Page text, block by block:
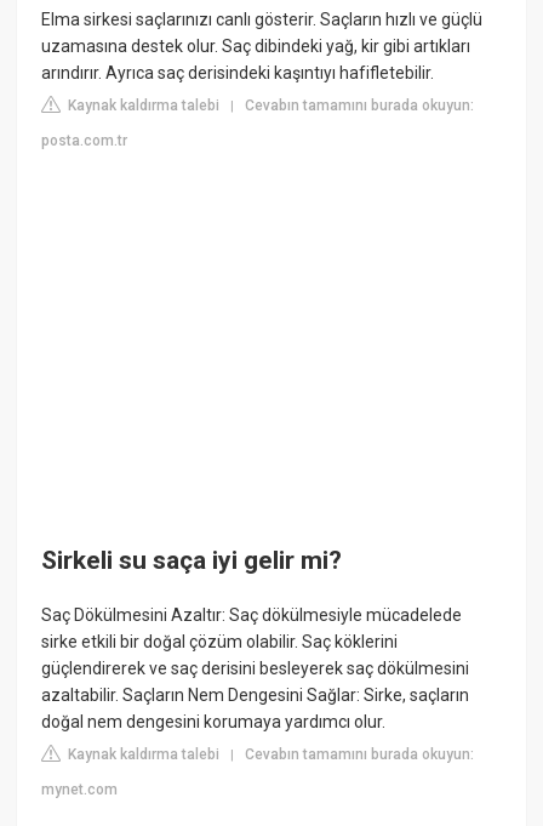
Elma sirkesi saçlarınızı canlı gösterir. Saçların hızlı ve güçlü
uzamasına destek olur. Saç dibindeki yağ, kir gibi artıkları
arındırır. Ayrıca saç derisindeki kaşıntıyı hafifletebilir.
Kaynak kaldırma talebi |Cevabın tamamını burada okuyun:
posta.com.tr
Sirkeli su saça iyi gelir mi?
Saç Dökülmesini Azaltır: Saç dökülmesiyle mücadelede
sirke etkili bir doğal çözüm olabilir. Saç köklerini
güçlendirerek ve saç derisini besleyerek saç dökülmesini
azaltabilir. Saçların Nem Dengesini Sağlar: Sirke, saçların
doğal nem dengesini korumaya yardımcı olur.
Kaynak kaldırma talebi |Cevabın tamamını burada okuyun:
mynet.com